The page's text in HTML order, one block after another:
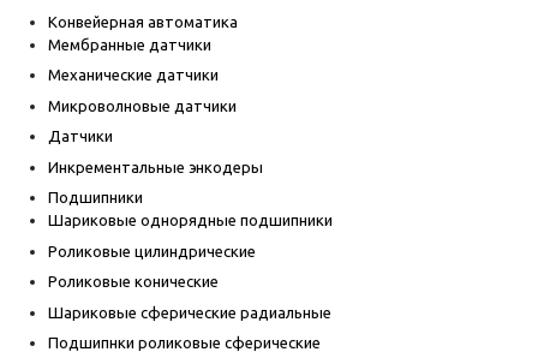
Конвейерная автоматика
Мембранные датчики
Механические датчики
Микроволновые датчики
Датчики
Инкрементальные энкодеры
Подшипники
Шариковые однорядные подшипники
Роликовые цилиндрические
Роликовые конические
Шариковые сферические радиальные
Подшипнки роликовые сферические